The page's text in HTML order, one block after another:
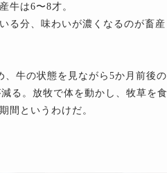
牛は6〜8才。
る分、味わいが濃くなるのが畜産
牛の状態を見ながら5か月前後の
る。放牧で体を動かし、牧草を食
間というわけだ。